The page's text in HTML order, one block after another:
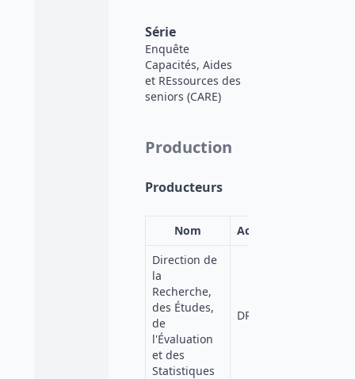
Série
Enquête
Capacités, Aides
et REssources des
seniors (CARE)
Production
Producteurs
Nom Acronyme
Direction de
la
Recherche,
des Études,
de
l'Évaluation
et des
Statistiques
DREES